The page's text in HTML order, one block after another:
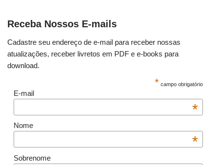
Receba Nossos E-mails
Cadastre seu endereço de e-mail para receber nossas
atualizações, receber livretos em PDF e e-books para
download.
* campo obrigatório
E-mail
*
Nome
*
Sobrenome